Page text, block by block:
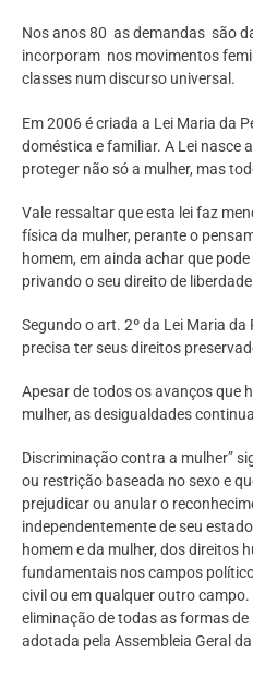
Nos anos 80 as demandas são
incorporam nos movimentos
classes num discurso universal.
Em 2006 é criada a Lei Maria da
doméstica e familiar. A Lei nasce
proteger não só a mulher, mas
Vale ressaltar que esta lei faz
física da mulher, perante o
homem, em ainda achar que
privando o seu direito de
Segundo o art. 2º da Lei Maria
precisa ter seus direitos
Apesar de todos os avanços que
mulher, as desigualdades
Discriminação contra a mulher”
ou restrição baseada no sexo e
prejudicar ou anular o
independentemente de seu
homem e da mulher, dos direitos
fundamentais nos campos
civil ou em qualquer outro
eliminação de todas as formas
adotada pela Assembleia Geral